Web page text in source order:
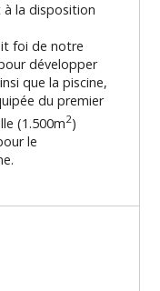
la disposition
foi de notre
développer
que la piscine,
du premier
(1.500m2)
le